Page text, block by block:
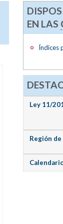
EN LAS
Índices
Ley 11/
Región